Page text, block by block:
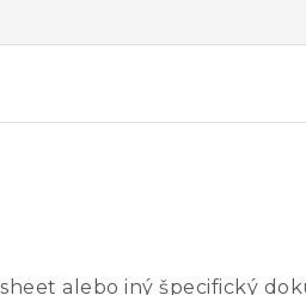
alebo iný špecifický